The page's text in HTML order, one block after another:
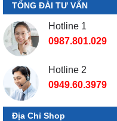
TỔNG ĐÀI TƯ VẤN
Hotline 1
0987.801.029
Hotline 2
0949.60.3979
Địa Chỉ Shop